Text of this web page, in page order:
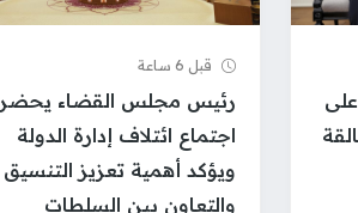
قبل 6 ساعة
رئيس مجلس القضاء يحضر
اجتماع ائتلاف إدارة الدولة
ويؤكد أهمية تعزيز التنسيق
والتعاون بين السلطات